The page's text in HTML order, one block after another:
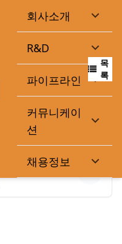
회사소개
R&D
파이프라인
커뮤니케이
션
채용정보
목
록
홈페이지_명의개서정지공고_큐라클_20250522.docx